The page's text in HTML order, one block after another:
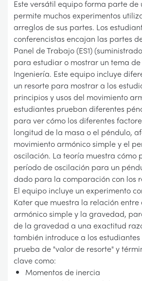
Este versátil equipo forma parte de
permite muchos experimentos
arreglos de sus partes. Los
conferencistas encajan las partes
Panel de Trabajo (ES1)
para estudiar o mostrar un tema
Ingeniería. Este equipo incluye
un resorte para mostrar a los
principios y usos del movimiento
estudiantes prueban diferentes
para ver cómo los diferentes
longitud de la masa o el péndulo,
movimiento armónico simple y el
oscilación. La teoría muestra cómo
período de oscilación para un
dado para la comparación con los
El equipo incluye un experimento
Kater que muestra la relación
armónico simple y la gravedad,
de la gravedad a una exactitud
también introduce a los
prueba de "valor de resorte" y
clave como:
Momentos de inercia